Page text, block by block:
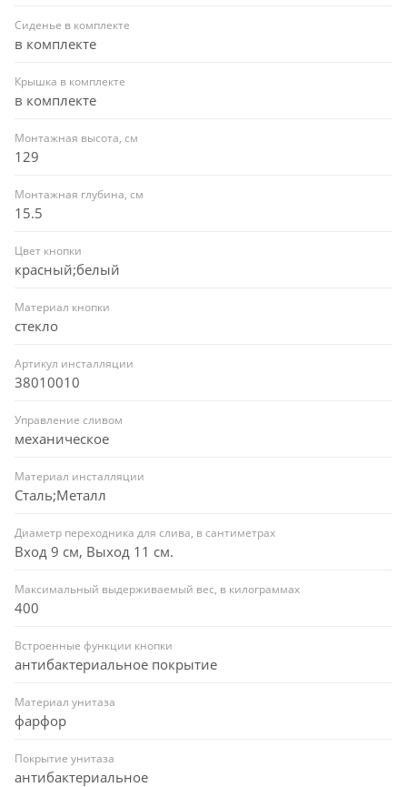
Сиденье в комплекте
в комплекте
Крышка в комплекте
в комплекте
Монтажная высота, см
129
Монтажная глубина, см
15.5
Цвет кнопки
красный;белый
Материал кнопки
стекло
Артикул инсталляции
38010010
Управление сливом
механическое
Материал инсталляции
Сталь;Металл
Диаметр переходника для слива, в сантиметрах
Вход 9 см, Выход 11 см.
Максимальный выдерживаемый вес, в килограммах
400
Встроенные функции кнопки
антибактериальное покрытие
Материал унитаза
фарфор
Покрытие унитаза
антибактериальное